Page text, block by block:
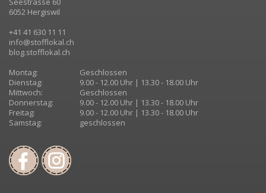
6052 Hergiswil
+41 41 630 11 11
info@stofflokal.ch
blog.stofflokal.ch
Montag:
Geschlossen
Dienstag:
9.00 - 12.00 Uhr | 13.30 - 18.00 Uhr
Mittwoch:
Geschlossen
Donnerstag:
9.00 - 12.00 Uhr | 13.30 - 18.00 Uhr
Freitag:
9.00 - 12.00 Uhr | 13.30 - 18.00 Uhr
Samstag:
geschlossen